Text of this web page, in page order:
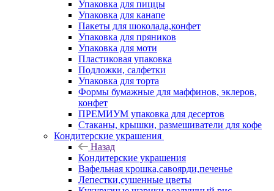
Упаковка для пиццы
Упаковка для канапе
Пакеты для шоколада,конфет
Упаковка для пряников
Упаковка для моти
Пластиковая упаковка
Подложки, салфетки
Упаковка для торта
Формы бумажные для маффинов, эклеров,
конфет
ПРЕМИУМ упаковка для десертов
Стаканы, крышки, размешиватели для кофе
Кондитерские украшения
Назад
Кондитерские украшения
Вафельная крошка,савоярди,печенье
Лепестки,сушенные цветы